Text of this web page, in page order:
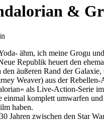
&
ähm, ich meine Grogu
Republik heuert den
den äußeren Rand der
Weaver) aus der
als Live-Action-Serie
einmal komplett umwarfen
haben.
Jahren zwischen den Star